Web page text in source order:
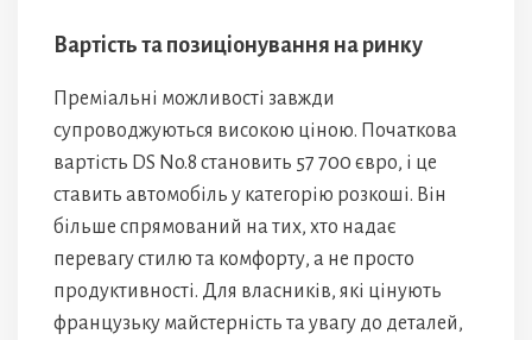
Вартість та позиціонування на ринку
Преміальні можливості завжди
супроводжуються високою ціною. Початкова
вартість DS No.8 становить 57 700 євро, і це
ставить автомобіль у категорію розкоші. Він
більше спрямований на тих, хто надає
перевагу стилю та комфорту, а не просто
продуктивності. Для власників, які цінують
французьку майстерність та увагу до деталей,